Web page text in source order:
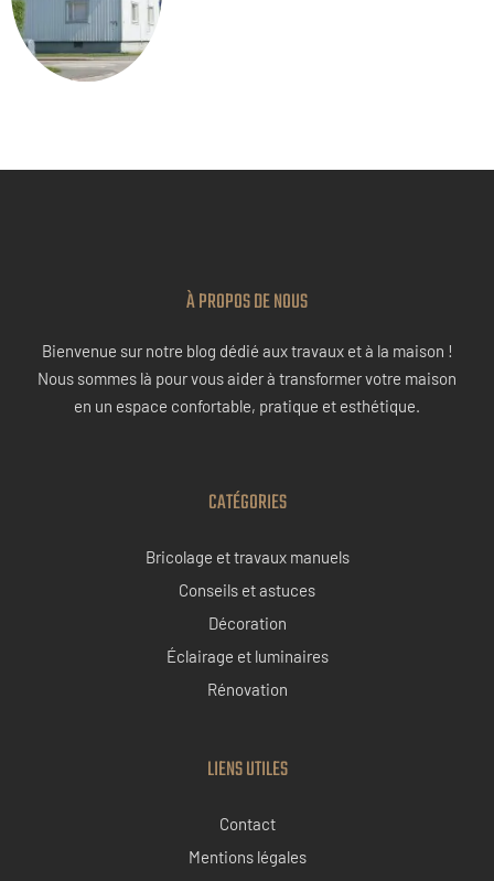
À PROPOS DE NOUS
Bienvenue sur notre blog dédié aux travaux et à la maison !
Nous sommes là pour vous aider à transformer votre maison
en un espace confortable, pratique et esthétique.
CATÉGORIES
Bricolage et travaux manuels
Conseils et astuces
Décoration
Éclairage et luminaires
Rénovation
LIENS UTILES
Contact
Mentions légales